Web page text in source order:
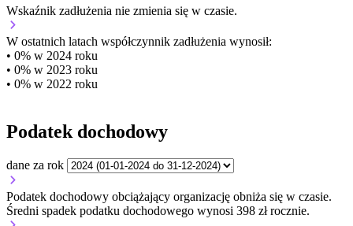
Wskaźnik zadłużenia nie zmienia się w czasie.
W ostatnich latach współczynnik zadłużenia wynosił:
• 0% w 2024 roku
• 0% w 2023 roku
• 0% w 2022 roku
Podatek dochodowy
dane za rok
Podatek dochodowy obciążający organizację obniża się w czasie.
Średni spadek podatku dochodowego wynosi 398 zł rocznie.